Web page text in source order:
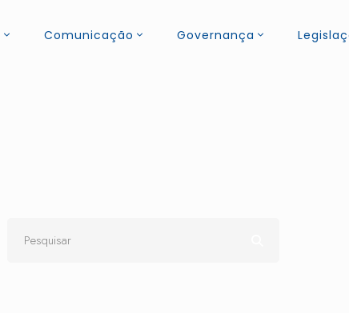
Comunicação Governança